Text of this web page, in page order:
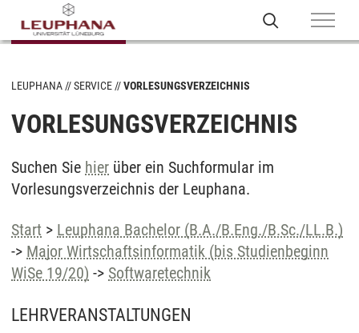
LEUPHANA SERVICE VORLESUNGSVERZEICHNIS
VORLESUNGSVERZEICHNIS
Suchen Sie hier über ein Suchformular im
Vorlesungsverzeichnis der Leuphana.
Start > Leuphana Bachelor (B.A./B.Eng./B.Sc./LL.B.)
-> Major Wirtschaftsinformatik (bis Studienbeginn
WiSe 19/20) -> Softwaretechnik
LEHRVERANSTALTUNGEN